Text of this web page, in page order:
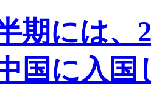
期には、
国に入国